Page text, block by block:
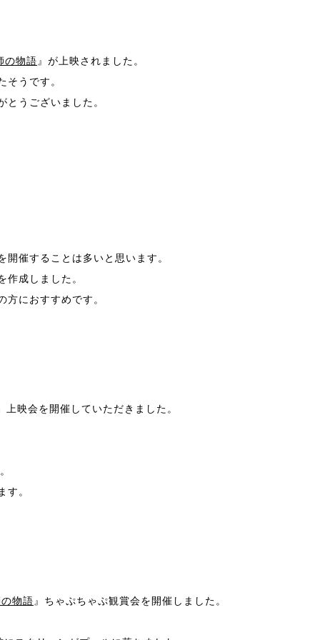
の物語 』が上映されました。
うです。
うございました。
催することは多いと思います。
作成しました。
におすすめです。
上映会を開催していただきました。
す。
物語 』ちゃぷちゃぷ観賞会を開催しました。